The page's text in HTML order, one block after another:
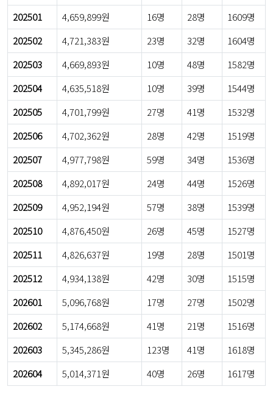
202501
4,659,899원 16명 28명
1609명
202502
4,721,383원 23명 32명
1604명
202503
4,669,893원 10명 48명
1582명
202504
4,635,518원 10명 39명
1544명
202505
4,701,799원 27명 41명
1532명
202506
4,702,362원 28명 42명
1519명
202507
4,977,798원 59명 34명
1536명
202508
4,892,017원 24명 44명
1526명
202509
4,952,194원 57명 38명
1539명
202510
4,876,450원 26명 45명
1527명
202511
4,826,637원 19명 28명
1501명
202512
4,934,138원 42명 30명
1515명
202601
5,096,768원 17명 27명
1502명
202602
5,174,668원 41명 21명
1516명
202603
5,345,286원 123명 41명
1618명
202604
5,014,371원 40명 26명 1617명